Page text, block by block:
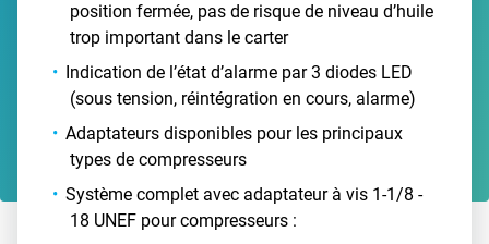
position fermée, pas de risque de niveau d’huile
trop important dans le carter
Indication de l’état d’alarme par 3 diodes LED
(sous tension, réintégration en cours, alarme)
Adaptateurs disponibles pour les principaux
types de compresseurs
Système complet avec adaptateur à vis 1-1/8 -
18 UNEF pour compresseurs :